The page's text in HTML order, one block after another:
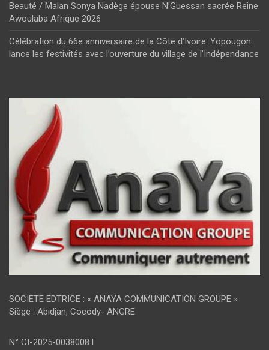
Beauté / Malan Sonya Nadège épouse N’Guessan sacrée Reine
Awoulaba Afrique 2026
Célébration du 66e anniversaire de la Côte d’Ivoire: Yopougon
lance les festivités avec l’ouverture du village de l’Indépendance
SOCIETE EDTRICE : « ANAYA COMMUNICATION GROUPE »
Siège : Abidjan, Cocody- ANGRE
N° CI-2025-0038008 l